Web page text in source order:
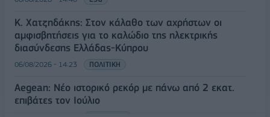
Κ. Χατζηδάκης: Στον κάλαθο των αχρήστων οι
αμφισβητήσεις για το καλώδιο της ηλεκτρικής
διασύνδεσης Ελλάδας-Κύπρου
06/08/2026 - 14:23 ΠΟΛΙΤΙΚΗ
Aegean: Νέο ιστορικό ρεκόρ με πάνω από 2 εκατ.
επιβάτες τον Ιούλιο